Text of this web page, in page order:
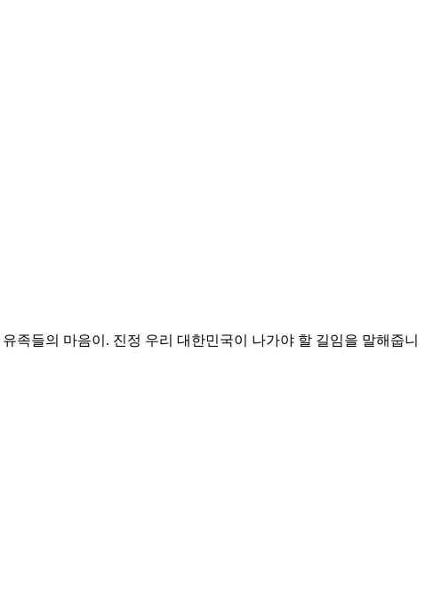
족들의 마음이. 진정 우리 대한민국이 나가야 할 길임을 말해줍니